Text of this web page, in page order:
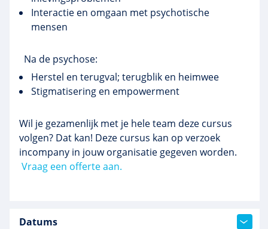
Interactie en omgaan met psychotische
mensen
Na de psychose:
Herstel en terugval; terugblik en heimwee
Stigmatisering en empowerment
Wil je gezamenlijk met je hele team deze cursus
volgen? Dat kan! Deze cursus kan op verzoek
incompany in jouw organisatie gegeven worden.
Vraag een offerte aan.
Datums